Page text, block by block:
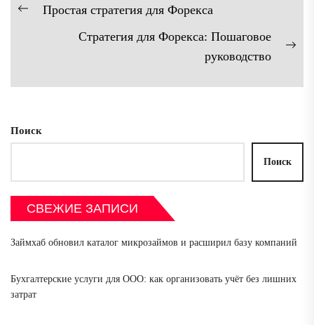
Предыдущая
Простая стратегия для Форекса
Стратегия для Форекса: Пошаговое
руководство
Поиск
Поиск
СВЕЖИЕ ЗАПИСИ
Займхаб обновил каталог микрозаймов и расширил базу компаний
Бухгалтерские услуги для ООО: как организовать учёт без лишних
затрат